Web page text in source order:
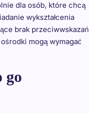
dla osób, które chcą
wykształcenia
brak przeciwwskazań
mogą wymagać
go